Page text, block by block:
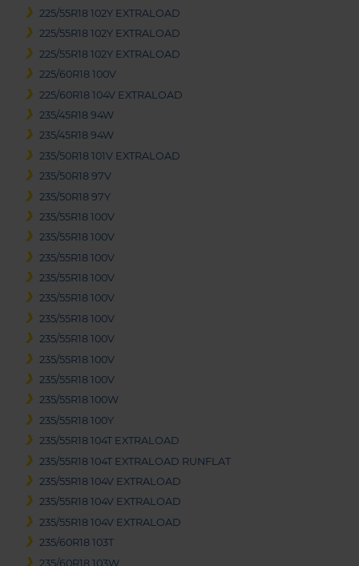
225/55R18 102Y EXTRALOAD
225/55R18 102Y EXTRALOAD
225/55R18 102Y EXTRALOAD
225/60R18 100V
225/60R18 104V EXTRALOAD
235/45R18 94W
235/45R18 94W
235/50R18 101V EXTRALOAD
235/50R18 97V
235/50R18 97Y
235/55R18 100V
235/55R18 100V
235/55R18 100V
235/55R18 100V
235/55R18 100V
235/55R18 100V
235/55R18 100V
235/55R18 100V
235/55R18 100V
235/55R18 100W
235/55R18 100Y
235/55R18 104T EXTRALOAD
235/55R18 104T EXTRALOAD RUNFLAT
235/55R18 104V EXTRALOAD
235/55R18 104V EXTRALOAD
235/55R18 104V EXTRALOAD
235/60R18 103T
235/60R18 103W